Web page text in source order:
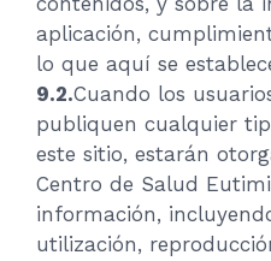
aplicación,
lo que aquí se
9.2.Cuando los
publiquen cualquier
este sitio, estarán
Centro de Salud
información,
utilización,